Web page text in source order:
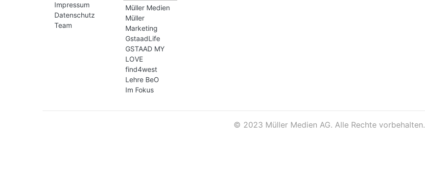
Impressum
Datenschutz
Team
Müller Medien
Müller
Marketing
GstaadLife
GSTAAD MY
LOVE
find4west
Lehre BeO
Im Fokus
© 2023 Müller Medien AG. Alle Rechte vorbehalten.